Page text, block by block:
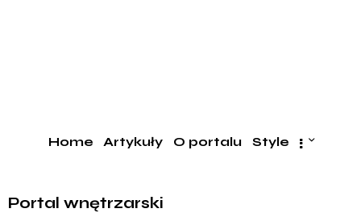
Home Artykuły O portalu Style
Portal wnętrzarski